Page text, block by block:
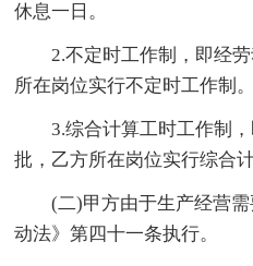
休息一日。
2.不定时工作制，即经
所在岗位实行不定时工作制。
3.综合计算工时工作制
批，乙方所在岗位实行综合
(二)甲方由于生产经营
动法》第四十一条执行。